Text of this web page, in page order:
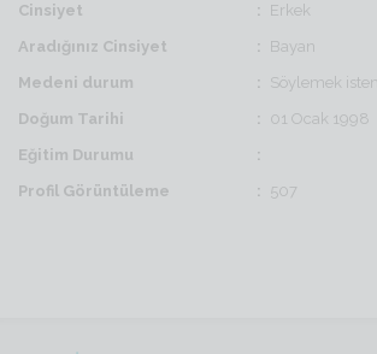
Cinsiyet
Erkek
Aradığınız Cinsiyet
Bayan
Medeni durum
Söylemek
Doğum Tarihi
01 Ocak 1998
Eğitim Durumu
Profil Görüntüleme
507